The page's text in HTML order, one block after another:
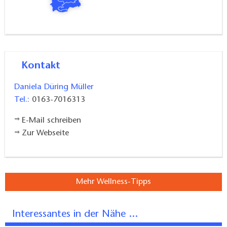
wunderbare Methode ist, sich ganzheitlich etwas
Atmung, die Bewegung und meditative Aspekte eine
Zustand kommen. Sie gehen nach Hause und fühlen
sich beweglicher, ausgeglichener.
praktizieren. Als kleine Abendroutine sind ein bis zwei
Übungen gut. Das reicht, um zum Beispiel besser
Anregungen dafür“, erzählt die Trainerin. „Wichtig ist
Kontakt
Daniela Düring Müller
Tel.: 0163-7016313
E-Mail schreiben
Zur Webseite
Mehr Wellness-Tipps
Interessantes in der Nähe ...